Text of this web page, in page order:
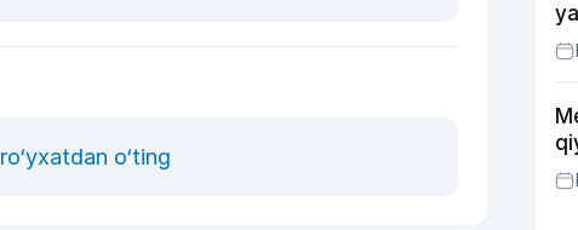
ro‘yxatdan o‘ting